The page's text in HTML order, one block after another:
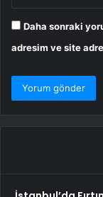
Daha sonraki
adresim ve site